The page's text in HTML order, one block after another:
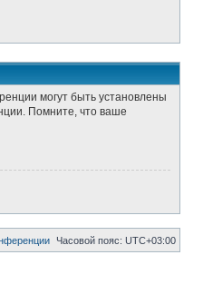
могут быть установлены
Помните, что ваше
Часовой пояс: UTC+03:00